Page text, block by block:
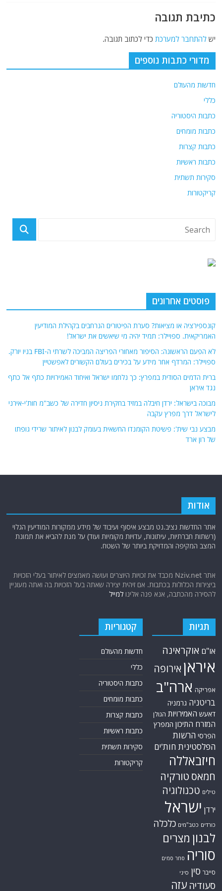
כתיבת תגובה
ישלהתחבר למערכת כדי לכתוב תגובה.
מדורי כתבות נוספים
חדשות מהעולם
כללי
כתבות היסטוריה
כתבות מומחים
כתבות קצרות
כתבות ראשיות
סקירות תשתית
קריקטורות
פוסטים אחרונים
קונספירציה או מציאות? סערת הפיטורים הנרחבים בקהילת המודיעין
האמריקאית. ספויילר: תמיד יהיה מי שיאשים את ישראל!
לא הפעם הראשונה: הסיפור מאחורי הפריצה המביכה לשרתי ה-FBI בניו יורק.
ספויילר: המרדף אחר מידע על בכירים בעולם הקשורים לאפשטיין
ברית הדמים הסודית במפרץ: כך נלחמו ישראל ואיחוד האמירויות כתף אל כתף
נגד איראן
מבוכה בישראל: ירדן חיבלה במזיד בחקירת ניסיון חדירה של כשב"מ חות'י-אירני
לישראל דרך מפרץ עקבה
מבצע נבי שית': פשיטת הקומנדו החשאית בעומק לבנון לאיתור שרידי גופתו
של רון ארד
אודות
אתר החדשות נציב.נט מבצע איסוף ועיבוד של מידע ממקורות המודיעין הגלוי
(רשתות חברתיות, עיתונות, עדויות מקומיות ועוד) על מנת להביא את תמונת
המצב המקיפה והמדויקת ביותר של השטח.
אתר Nziv.net מכבד את זכויות היוצרים ועושה מאמצים לאיתור בעלי הזכויות
ביצירות הכלולות בכתבות. אם זיהית יצירה שאתה בעל הזכויות בה ואתה מעוניין
להסירה מהכתבה, אנא פנה אלינולמייל
תגיות
או"ם אוקראינה
איראן אירופה
אפריקה ארה"ב
בריטניה גרמניה
דאעש האמירויות הגולן
המזרח התיכון המפרץ
הפרסי הרשות
הפלסטינית חות'ים
חיזבאללה
חמאס טורקיה
טילים טכנולוגיה
ירדן ישראל
כורדים כטב"מים כלכלה
לבנון מצרים
סוריה סחר סמים
סייבר סין סיני
סעודיה עזה
קטגוריות
חדשות מהעולם
כללי
כתבות היסטוריה
כתבות מומחים
כתבות קצרות
כתבות ראשיות
סקירות תשתית
קריקטורות